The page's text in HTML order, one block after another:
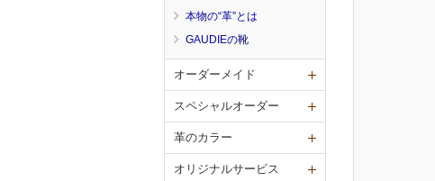
本物の“革”とは
GAUDIEの靴
オーダーメイド
スペシャルオーダー
革のカラー
オリジナルサービス